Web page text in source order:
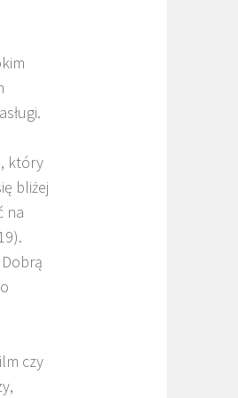
który
bliżej
na
czy